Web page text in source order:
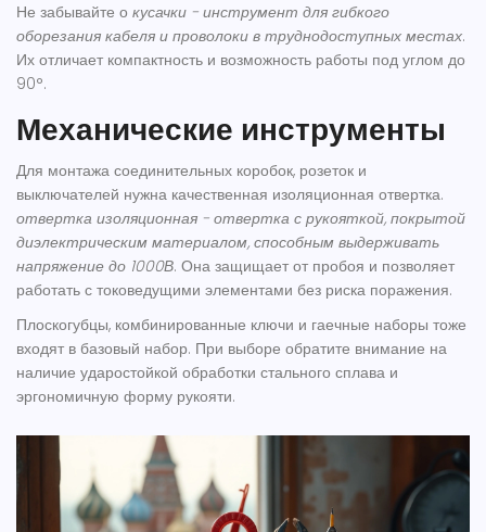
Не забывайте о кусачки - инструмент для гибкого
оборезания кабеля и проволоки в труднодоступных местах.
Их отличает компактность и возможность работы под углом до
90°.
Механические инструменты
Для монтажа соединительных коробок, розеток и
выключателей нужна качественная изоляционная отвертка.
отвертка изоляционная - отвертка с рукояткой, покрытой
диэлектрическим материалом, способным выдерживать
напряжение до 1000В. Она защищает от пробоя и позволяет
работать с токоведущими элементами без риска поражения.
Плоскогубцы, комбинированные ключи и гаечные наборы тоже
входят в базовый набор. При выборе обратите внимание на
наличие ударостойкой обработки стального сплава и
эргономичную форму рукояти.